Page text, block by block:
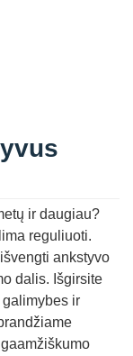
ir daugiau?
reguliuoti.
ankstyvo
dalis. Išgirsite
ir